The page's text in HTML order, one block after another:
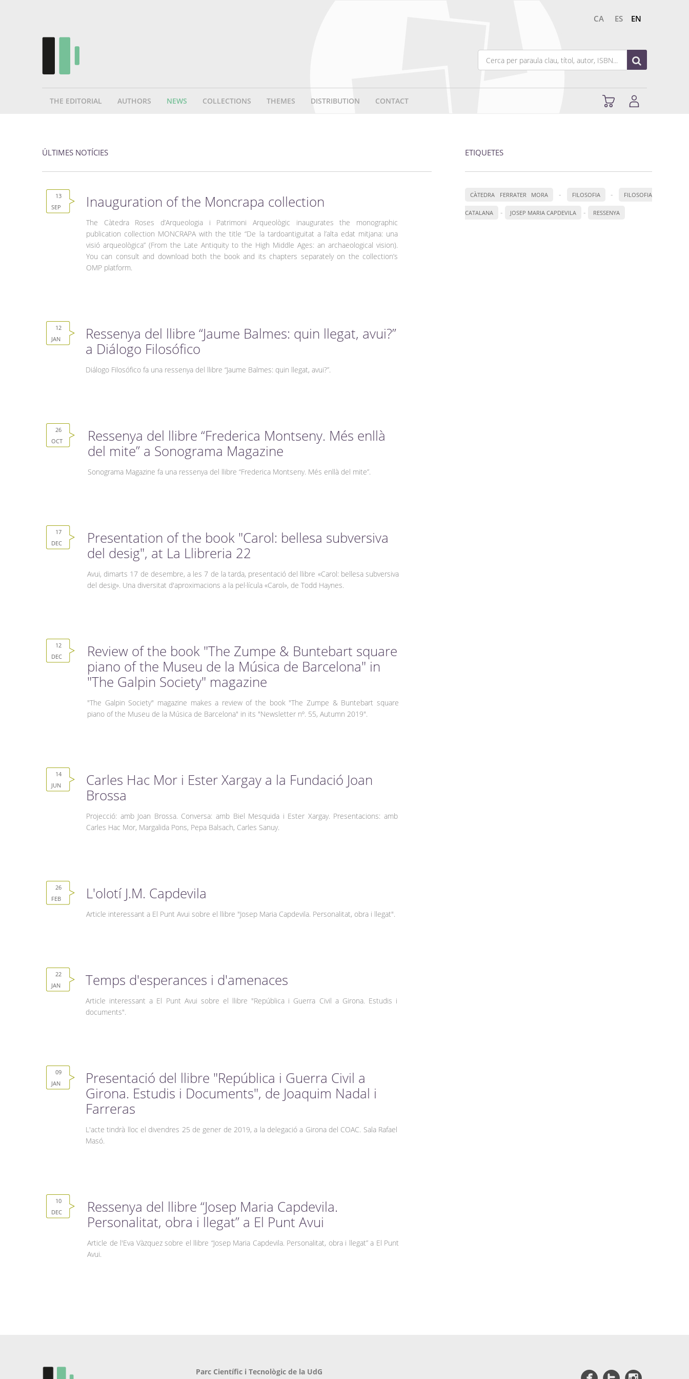
CA ES EN
THE EDITORIAL AUTHORS NEWS COLLECTIONS THEMES DISTRIBUTION CONTACT
ÚLTIMES NOTÍCIES
13
SEP
Inauguration of the Moncrapa collection
The Càtedra Roses d’Arqueologia i Patrimoni Arqueològic inaugurates the monographic
publication collection MONCRAPA with the title “De la tardoantiguitat a l’alta edat mitjana: una
visió arqueològica” (From the Late Antiquity to the High Middle Ages: an archaeological vision).
You can consult and download both the book and its chapters separately on the collection’s
OMP platform.
12
JAN
Ressenya del llibre “Jaume Balmes: quin llegat, avui?”
a Diálogo Filosófico
Diálogo Filosófico fa una ressenya del llibre “Jaume Balmes: quin llegat, avui?”.
26
OCT
Ressenya del llibre “Frederica Montseny. Més enllà
del mite” a Sonograma Magazine
Sonograma Magazine fa una ressenya del llibre “Frederica Montseny. Més enllà del mite”.
17
DEC
Presentation of the book "Carol: bellesa subversiva
del desig", at La Llibreria 22
Avui, dimarts 17 de desembre, a les 7 de la tarda, presentació del llibre «Carol: bellesa subversiva
del desig». Una diversitat d'aproximacions a la pel·lícula «Carol», de Todd Haynes.
12
DEC
Review of the book "The Zumpe & Buntebart square
piano of the Museu de la Música de Barcelona" in
"The Galpin Society" magazine
"The Galpin Society" magazine makes a review of the book "The Zumpe & Buntebart square
piano of the Museu de la Música de Barcelona" in its "Newsletter nº. 55, Autumn 2019".
14
JUN
Carles Hac Mor i Ester Xargay a la Fundació Joan
Brossa
Projecció: amb Joan Brossa. Conversa: amb Biel Mesquida i Ester Xargay. Presentacions: amb
Carles Hac Mor, Margalida Pons, Pepa Balsach, Carles Sanuy.
26
FEB
L'olotí J.M. Capdevila
Article interessant a El Punt Avui sobre el llibre "Josep Maria Capdevila. Personalitat, obra i llegat".
22
JAN
Temps d'esperances i d'amenaces
Article interessant a El Punt Avui sobre el llibre "República i Guerra Civil a Girona. Estudis i
documents".
09
JAN
Presentació del llibre "República i Guerra Civil a
Girona. Estudis i Documents", de Joaquim Nadal i
Farreras
L'acte tindrà lloc el divendres 25 de gener de 2019, a la delegació a Girona del COAC. Sala Rafael
Masó.
10
DEC
Ressenya del llibre “Josep Maria Capdevila.
Personalitat, obra i llegat” a El Punt Avui
Article de l'Eva Vàzquez sobre el llibre “Josep Maria Capdevila. Personalitat, obra i llegat” a El Punt
Avui.
ETIQUETES
CÀTEDRA FERRATER MORA - FILOSOFIA - FILOSOFIA
CATALANA - JOSEP MARIA CAPDEVILA - RESSENYA
Parc Científic i Tecnològic de la UdG